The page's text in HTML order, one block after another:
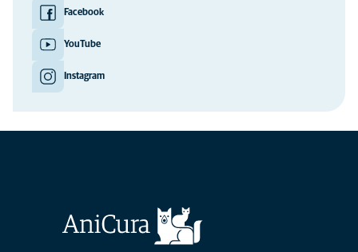
Facebook
YouTube
Instagram